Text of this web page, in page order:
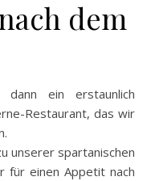
dem
ein erstaunlich
Restaurant, das wir
unserer spartanischen
für einen Appetit nach